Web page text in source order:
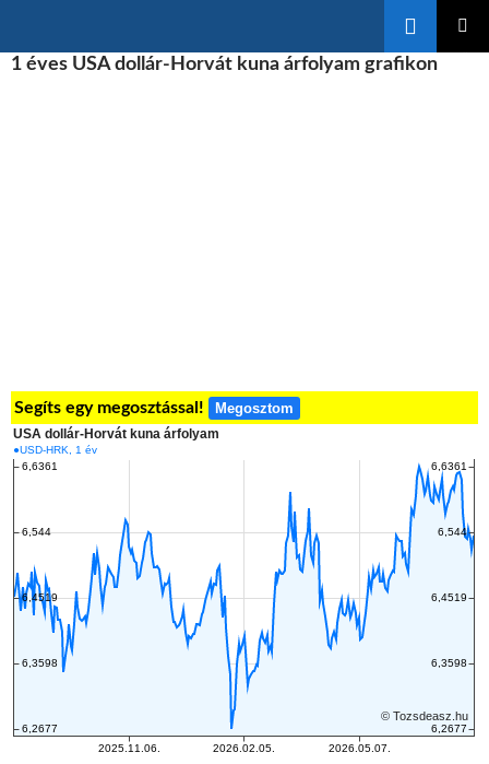
A
1 éves USA dollár-Horvát kuna árfolyam grafikon
Segíts egy megosztással! Megosztom